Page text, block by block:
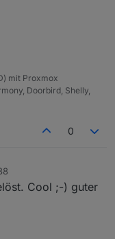
mit Proxmox
Doorbird, Shelly,
0
Cool ;-) guter